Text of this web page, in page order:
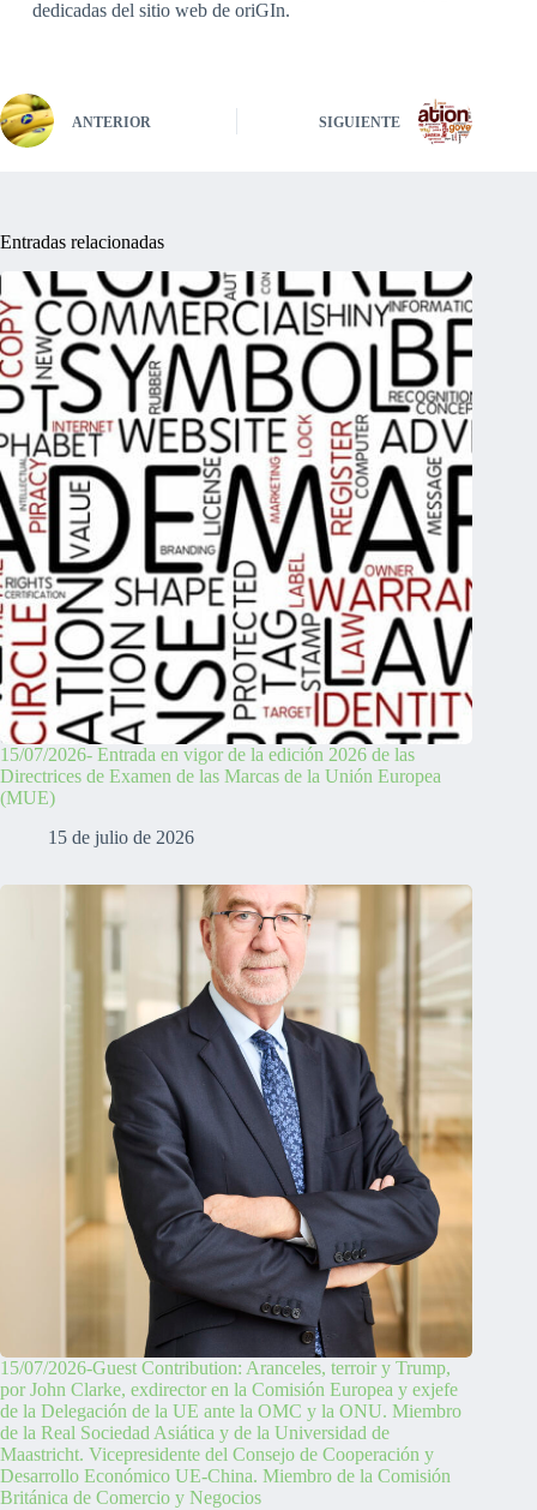
dedicadas del sitio web de oriGIn.
ANTERIOR SIGUIENTE
Entradas relacionadas
15/07/2026- Entrada en vigor de la edición 2026 de las
Directrices de Examen de las Marcas de la Unión Europea
(MUE)
15 de julio de 2026
15/07/2026-Guest Contribution: Aranceles, terroir y Trump,
por John Clarke, exdirector en la Comisión Europea y exjefe
de la Delegación de la UE ante la OMC y la ONU. Miembro
de la Real Sociedad Asiática y de la Universidad de
Maastricht. Vicepresidente del Consejo de Cooperación y
Desarrollo Económico UE-China. Miembro de la Comisión
Británica de Comercio y Negocios